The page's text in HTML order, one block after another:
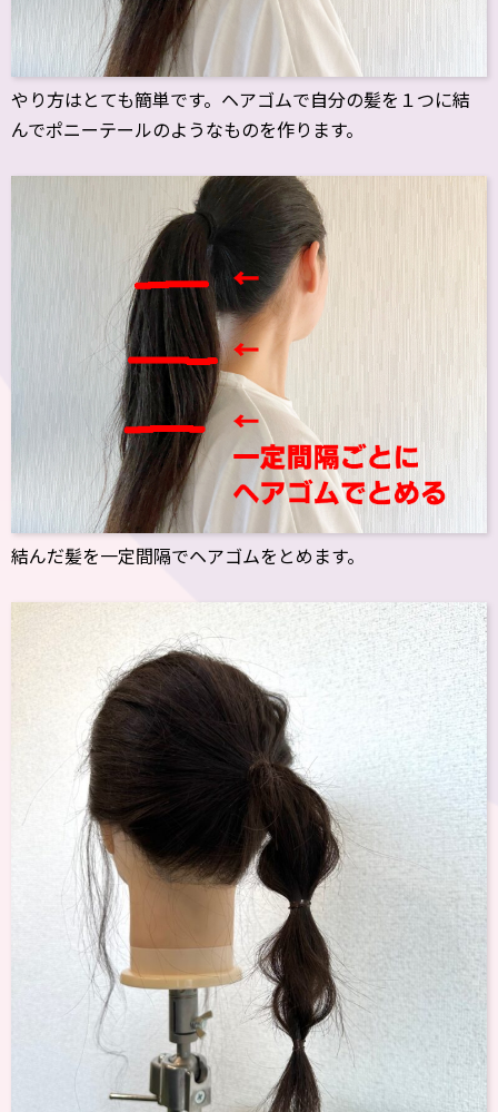
やり方はとても簡単です。ヘアゴムで自分の髪を１つに結
んでポニーテールのようなものを作ります。
結んだ髪を一定間隔でヘアゴムをとめます。